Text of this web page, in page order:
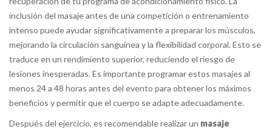
inclusión del masaje antes de una competición o entrenamiento
intenso puede ayudar significativamente a preparar los músculos,
mejorando la circulación sanguínea y la flexibilidad corporal. Esto se
traduce en un rendimiento superior, reduciendo el riesgo de
lesiones inesperadas. Es importante programar estos masajes al
menos 24 a 48 horas antes del evento para obtener los máximos
beneficios y permitir que el cuerpo se adapte adecuadamente.
Después del ejercicio, es recomendable realizar un masaje